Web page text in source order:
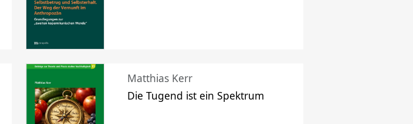
Matthias Kerr
Die Tugend ist ein Spektrum